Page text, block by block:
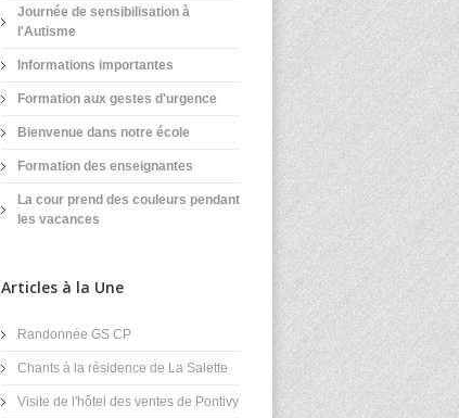
Journée de sensibilisation à
l'Autisme
Informations importantes
Formation aux gestes d'urgence
Bienvenue dans notre école
Formation des enseignantes
La cour prend des couleurs pendant
les vacances
Articles à la Une
Randonnée GS CP
Chants à la résidence de La Salette
Visite de l'hôtel des ventes de Pontivy